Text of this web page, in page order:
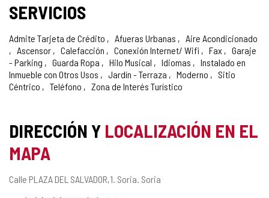
SERVICIOS
Admite Tarjeta de Crédito Afueras Urbanas
Aire Acondicionado
Ascensor
Calefacción Conexión Internet/ Wifi Fax
Garaje
- Parking
Guarda Ropa Hilo Musical Idiomas
Instalado en
Inmueble con Otros Usos
Jardín - Terraza Moderno
Sitio
Céntrico
Teléfono Zona de Interés Turístico
DIRECCIÓN Y LOCALIZACIÓN EN EL
MAPA
Dirección
Calle PLAZA DEL SALVADOR,1. Soria. Soria